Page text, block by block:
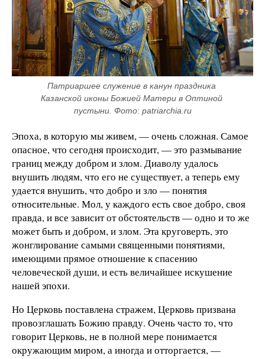
Патриаршее служение в канун праздника
Казанской иконы Божией Матери в Оптиной
пустыни. Фото: patriarchia.ru
Эпоха, в которую мы живем, — очень сложная. Самое
опасное, что сегодня происходит, — это размывание
границ между добром и злом. Диаволу удалось
внушить людям, что его не существует, а теперь ему
удается внушить, что добро и зло — понятия
относительные. Мол, у каждого есть свое добро, своя
правда, и все зависит от обстоятельств — одно и то же
может быть и добром, и злом. Эта круговерть, это
жонглирование самыми священными понятиями,
имеющими прямое отношение к спасению
человеческой души, и есть величайшее искушение
нашей эпохи.
Но Церковь поставлена стражем, Церковь призвана
провозглашать Божию правду. Очень часто то, что
говорит Церковь, не в полной мере понимается
окружающим миром, а иногда и отторгается, —